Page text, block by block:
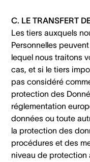
C. LE TRANSFERT
Les tiers auxquels
Personnelles
lequel nous traitons
cas, et si le tiers
pas considéré
protection des
réglementation
données ou toute
la protection des
procédures et des
niveau de protection